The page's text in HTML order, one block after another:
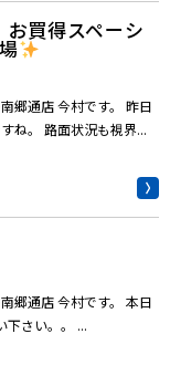
お買得スペーシ
郷通店 今村です。 昨日
ね。 路面状況も視界...
郷通店 今村です。 本日
下さい。。 ...